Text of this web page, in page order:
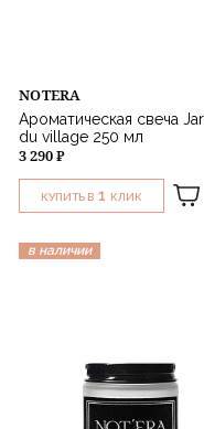
NOTERA
Ароматическая свеча
du village 250 мл
3 290 ₽
КУПИТЬ В 1 КЛИК
в наличии